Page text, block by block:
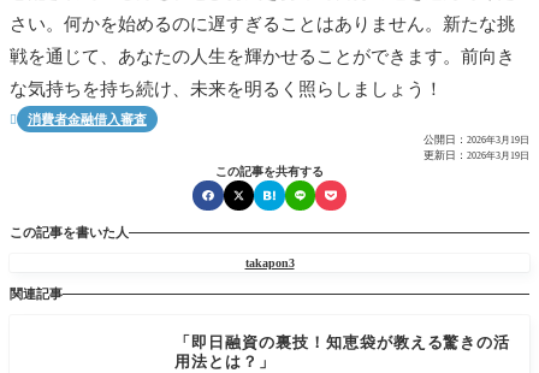
さい。何かを始めるのに遅すぎることはありません。新たな挑
戦を通じて、あなたの人生を輝かせることができます。前向き
な気持ちを持ち続け、未来を明るく照らしましょう！
 消費者金融借入審査
公開日： 2026年3月19日
更新日： 2026年3月19日
この記事を共有する
この記事を書いた人
takapon3
関連記事
「即日融資の裏技！知恵袋が教える驚きの活
用法とは？」